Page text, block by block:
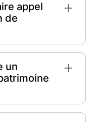
appel
de
cabinet de
soyez
chef d'entreprise
votre avenir
un